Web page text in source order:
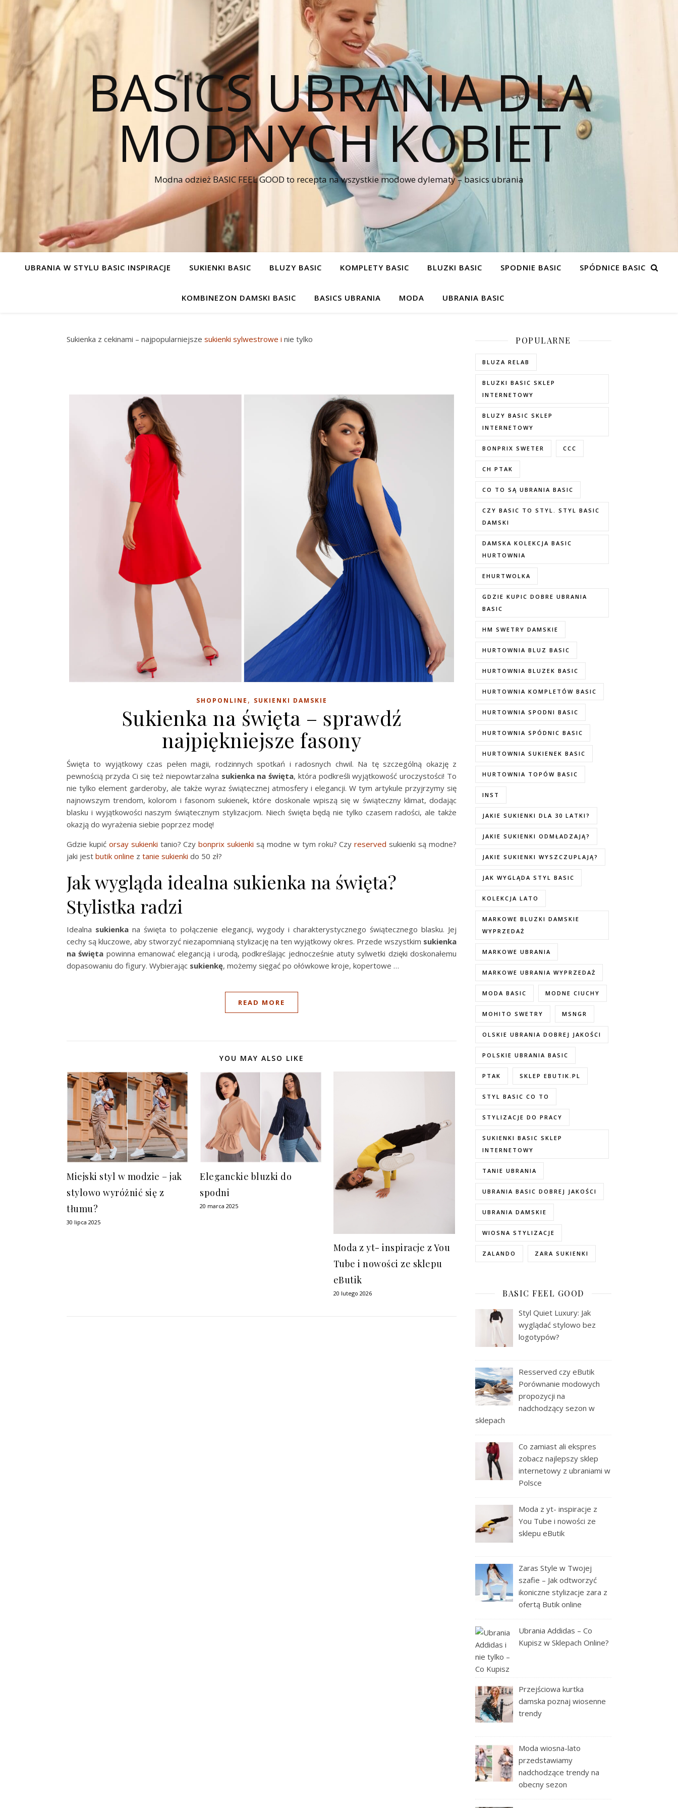
BASICS UBRANIA DLA
MODNYCH KOBIET
Modna odzież BASIC FEEL GOOD to recepta na wszystkie modowe dylematy – basics ubrania
UBRANIA W STYLU BASIC INSPIRACJE SUKIENKI BASIC BLUZY BASIC KOMPLETY BASIC BLUZKI BASIC SPODNIE BASIC SPÓDNICE BASIC
KOMBINEZON DAMSKI BASIC BASICS UBRANIA MODA UBRANIA BASIC
Sukienka z cekinami – najpopularniejsze sukienki sylwestrowe i nie tylko
SHOPONLINE , SUKIENKI DAMSKIE
Sukienka na święta – sprawdź
najpiękniejsze fasony
Święta to wyjątkowy czas pełen magii, rodzinnych spotkań i radosnych chwil. Na tę szczególną okazję z
pewnością przyda Ci się też niepowtarzalna sukienka na święta, która podkreśli wyjątkowość uroczystości! To
nie tylko element garderoby, ale także wyraz świątecznej atmosfery i elegancji. W tym artykule przyjrzymy się
najnowszym trendom, kolorom i fasonom sukienek, które doskonale wpiszą się w świąteczny klimat, dodając
blasku i wyjątkowości naszym świątecznym stylizacjom. Niech święta będą nie tylko czasem radości, ale także
okazją do wyrażenia siebie poprzez modę!
Gdzie kupić orsay sukienki tanio? Czybonprix sukienki są modne w tym roku? Czyreserved sukienki są modne?
jaki jest butik online z tanie sukienki do 50 zł?
Jak wygląda idealna sukienka na święta?
Stylistka radzi
Idealna sukienka na święta to połączenie elegancji, wygody i charakterystycznego świątecznego blasku. Jej
cechy są kluczowe, aby stworzyć niezapomnianą stylizację na ten wyjątkowy okres. Przede wszystkim sukienka
na święta powinna emanować elegancją i urodą, podkreślając jednocześnie atuty sylwetki dzięki doskonałemu
dopasowaniu do figury. Wybierając sukienkę, możemy sięgać po ołówkowe kroje, kopertowe …
READ MORE
YOU MAY ALSO LIKE
Miejski styl w modzie – jak
stylowo wyróżnić się z
tłumu?
30 lipca 2025
Eleganckie bluzki do
spodni
20 marca 2025
Moda z yt- inspiracje z You
Tube i nowości ze sklepu
eButik
20 lutego 2026
POPULARNE
BLUZA RELAB
BLUZKI BASIC SKLEP
INTERNETOWY
BLUZY BASIC SKLEP
INTERNETOWY
BONPRIX SWETER CCC
CH PTAK
CO TO SĄ UBRANIA BASIC
CZY BASIC TO STYL. STYL BASIC
DAMSKI
DAMSKA KOLEKCJA BASIC
HURTOWNIA
EHURTWOLKA
GDZIE KUPIC DOBRE UBRANIA
BASIC
HM SWETRY DAMSKIE
HURTOWNIA BLUZ BASIC
HURTOWNIA BLUZEK BASIC
HURTOWNIA KOMPLETÓW BASIC
HURTOWNIA SPODNI BASIC
HURTOWNIA SPÓDNIC BASIC
HURTOWNIA SUKIENEK BASIC
HURTOWNIA TOPÓW BASIC
INST
JAKIE SUKIENKI DLA 30 LATKI?
JAKIE SUKIENKI ODMŁADZAJĄ?
JAKIE SUKIENKI WYSZCZUPLAJĄ?
JAK WYGLĄDA STYL BASIC
KOLEKCJA LATO
MARKOWE BLUZKI DAMSKIE
WYPRZEDAŻ
MARKOWE UBRANIA
MARKOWE UBRANIA WYPRZEDAŻ
MODA BASIC MODNE CIUCHY
MOHITO SWETRY MSNGR
OLSKIE UBRANIA DOBREJ JAKOŚCI
POLSKIE UBRANIA BASIC
PTAK SKLEP EBUTIK.PL
STYL BASIC CO TO
STYLIZACJE DO PRACY
SUKIENKI BASIC SKLEP
INTERNETOWY
TANIE UBRANIA
UBRANIA BASIC DOBREJ JAKOŚCI
UBRANIA DAMSKIE
WIOSNA STYLIZACJE
ZALANDO ZARA SUKIENKI
BASIC FEEL GOOD
Styl Quiet Luxury: Jak
wyglądać stylowo bez
logotypów?
Resserved czy eButik
Porównanie modowych
propozycji na
nadchodzący sezon w
sklepach
Co zamiast ali ekspres
zobacz najlepszy sklep
internetowy z ubraniami w
Polsce
Moda z yt- inspiracje z
You Tube i nowości ze
sklepu eButik
Zaras Style w Twojej
szafie – Jak odtworzyć
ikoniczne stylizacje zara z
ofertą Butik online
Ubrania Addidas – Co
Kupisz w Sklepach Online?
Przejściowa kurtka
damska poznaj wiosenne
trendy
Moda wiosna-lato
przedstawiamy
nadchodzące trendy na
obecny sezon